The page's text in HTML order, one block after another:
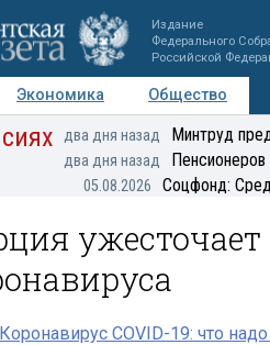
Издание
Федерального
Российской
Экономика Общество
Персоны Мнения
два дня назад Минтруд
два дня назад
05.08.2026 Соцфонд:
Коронавирус COVID-19: что надо